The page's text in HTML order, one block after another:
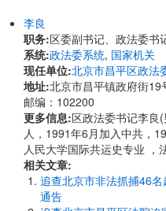
李良
职务:区委副书记、政法委书
系统:政法委系统, 国家机关
现任单位:北京市昌平区政法
地址:北京市昌平镇政府街
邮编：102200
更多信息:区政法委书记李良
人，1991年6月加入中共，
人民大学国际共运史专业 ，
相关文章:
追查北京市非法抓捕46
通告